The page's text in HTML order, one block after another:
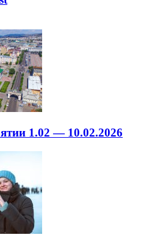
1.02 — 10.02.2026